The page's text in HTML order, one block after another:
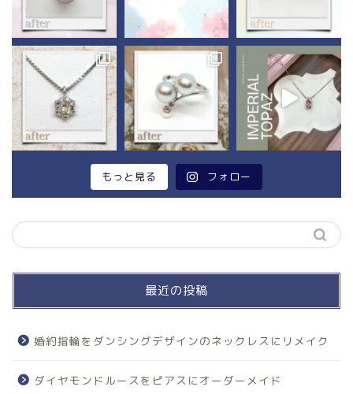
もっと見る フォロー
最近の投稿
婚約指輪をダンシングデザインのネックレスにリメイク
ダイヤモンドルースをピアスにオーダーメイド